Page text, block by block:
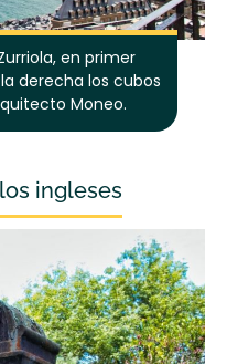
en primer
derecha los cubos
Moneo.
ingleses